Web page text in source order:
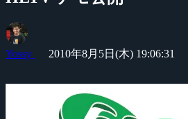
Yossy 2010年8月5日(木) 19:06:31